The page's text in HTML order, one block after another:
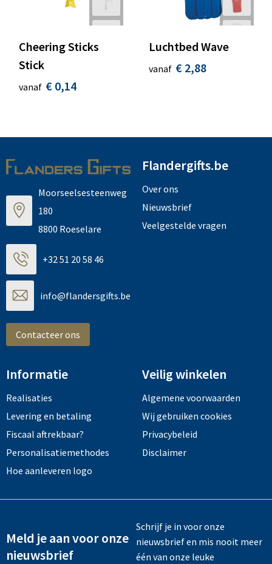
Cheering Sticks
Stick
vanaf € 0,14
Luchtbed Wave
vanaf € 2,88
Moorseelsesteenweg
180
8800 Roeselare
+32 51 20 58 46
info@flandersgifts.be
Contacteer ons
Flandergifts.be
Over ons
Nieuwsbrief
Veelgestelde vragen
Informatie
Realisaties
Levering en betaling
Fiscaal aftrekbaar?
Personalisatiemethodes
Hoe aanleveren logo
Veilig winkelen
Algemene voorwaarden
Wij gebruiken cookies
Privacybeleid
Disclaimer
Meld je aan voor onze
nieuwsbrief
Schrijf je in voor onze
nieuwsbrief en mis nooit meer
één van onze leuke